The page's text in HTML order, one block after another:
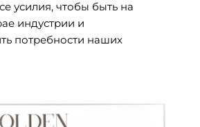
усилия, чтобы быть на
индустрии и
потребности наших